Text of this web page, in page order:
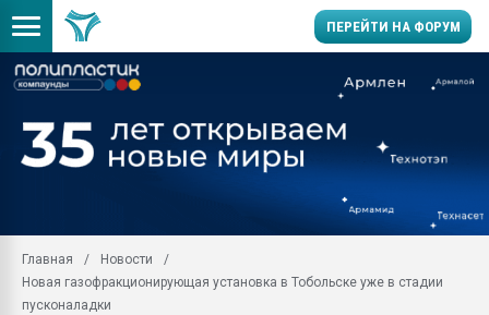
ПЕРЕЙТИ НА ФОРУМ
Вакуум-формовочные
28.07.2026
Главная
Новости
Новая газофракционирующая установка в Тобольске уже в стадии
пусконаладки